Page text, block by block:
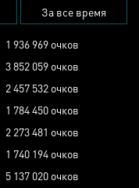
За все время
1 936 969 очков
3 852 059 очков
2 457 532 очков
1 784 450 очков
2 273 481 очков
1 740 194 очков
5 137 020 очков